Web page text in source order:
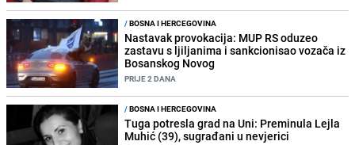
/BOSNA I HERCEGOVINA
Nastavak provokacija: MUP RS oduzeo
zastavu s ljiljanima i sankcionisao vozača iz
Bosanskog Novog
PRIJE 2 DANA
/BOSNA I HERCEGOVINA
Tuga potresla grad na Uni: Preminula Lejla
Muhić (39), sugrađani u nevjerici